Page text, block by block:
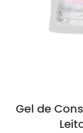
Gel de